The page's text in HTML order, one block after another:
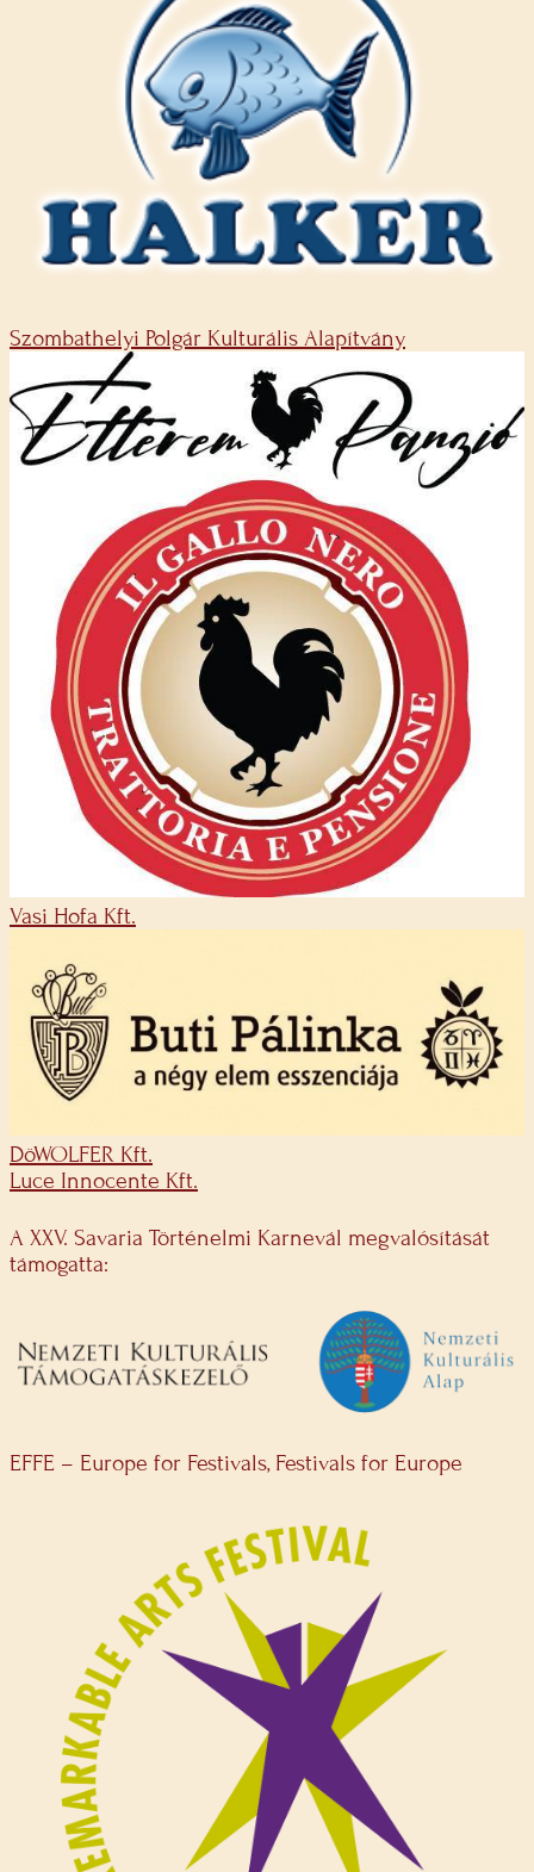
Szombathelyi Polgár Kulturális Alapítvány
Vasi Hofa Kft.
DöWOLFER Kft.
Luce Innocente Kft.
A XXV. Savaria Történelmi Karnevál megvalósítását
támogatta:
EFFE – Europe for Festivals, Festivals for Europe